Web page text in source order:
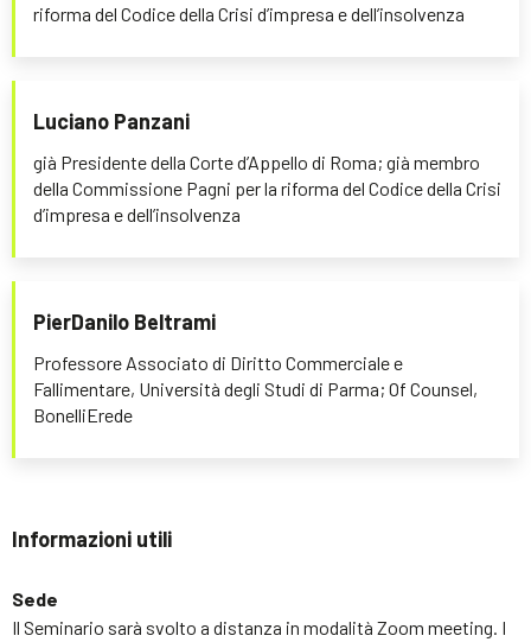
riforma del Codice della Crisi d’impresa e dell’insolvenza
Luciano Panzani
già Presidente della Corte d’Appello di Roma; già membro
della Commissione Pagni per la riforma del Codice della Crisi
d’impresa e dell’insolvenza
PierDanilo Beltrami
Professore Associato di Diritto Commerciale e
Fallimentare, Università degli Studi di Parma; Of Counsel,
BonelliErede
Informazioni utili
Sede
Il Seminario sarà svolto a distanza in modalità Zoom meeting. I